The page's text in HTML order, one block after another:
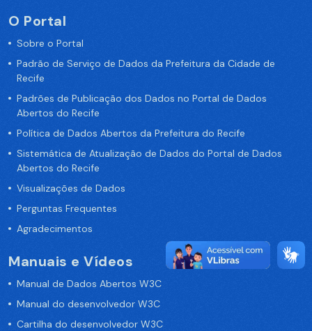
O Portal
Sobre o Portal
Padrão de Serviço de Dados da Prefeitura da Cidade de
Recife
Padrões de Publicação dos Dados no Portal de Dados
Abertos do Recife
Política de Dados Abertos da Prefeitura do Recife
Sistemática de Atualização de Dados do Portal de Dados
Abertos do Recife
Visualizações de Dados
Perguntas Frequentes
Agradecimentos
Manuais e Vídeos
Manual de Dados Abertos W3C
Manual do desenvolvedor W3C
Cartilha do desenvolvedor W3C